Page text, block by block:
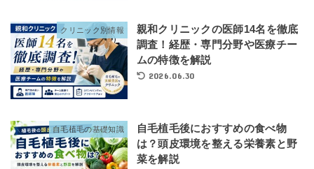
クリニック別情報
親和クリニックの医師14名を徹底
調査！経歴・専門分野や医療チー
ムの特徴を解説
2026.06.30
自毛植毛の基礎知識
自毛植毛後におすすめの食べ物
は？頭皮環境を整える栄養素と野
菜を解説